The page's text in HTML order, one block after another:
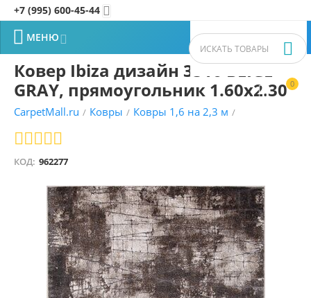
+7 (995) 600-45-44 
0



 МЕНЮ
Ковер Ibiza дизайн 3516 BEIGE-
GRAY, прямоугольник 1.60x2.30
CarpetMall.ru / Ковры / Ковры 1,6 на 2,3 м /
КОД: 962277